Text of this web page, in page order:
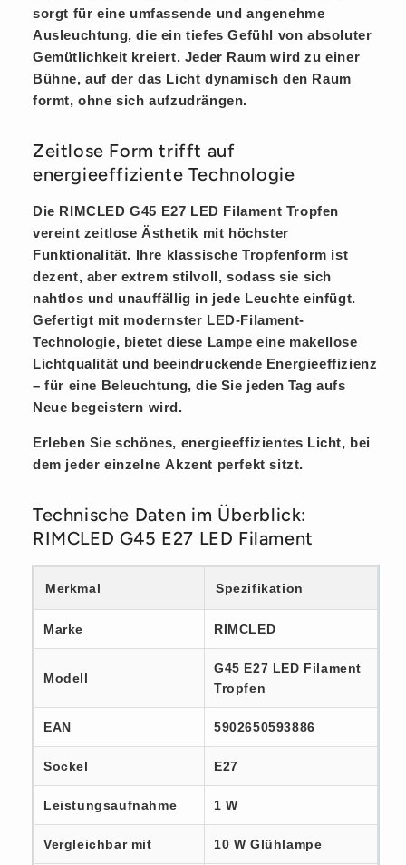
sorgt für eine umfassende und angenehme
Ausleuchtung, die ein tiefes Gefühl von absoluter
Gemütlichkeit kreiert. Jeder Raum wird zu einer
Bühne, auf der das Lichtdynamisch den Raum
formt, ohne sich aufzudrängen.
Zeitlose Form trifft auf
energieeffiziente Technologie
Die RIMCLED G45 E27 LED Filament Tropfen
vereint zeitlose Ästhetik mit höchster
Funktionalität. Ihre klassische Tropfenform ist
dezent, aber extremstilvoll, sodass sie sich
nahtlos und unauffällig in jede Leuchte einfügt.
Gefertigt mit modernster LED-Filament-
Technologie, bietet diese Lampe eine makellose
Lichtqualität und beeindruckende Energieeffizienz
– für eine Beleuchtung, die Sie jeden Tag aufs
Neue begeistern wird.
Erleben Sie schönes, energieeffizientes Licht, bei
dem jeder einzelneAkzent perfekt sitzt.
Technische Daten im Überblick:
RIMCLED G45 E27 LED Filament
Merkmal Spezifikation
Marke RIMCLED
Modell
G45 E27 LED Filament
Tropfen
EAN 5902650593886
Sockel E27
Leistungsaufnahme 1 W
Vergleichbar mit 10 W Glühlampe